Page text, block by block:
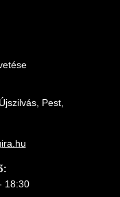
Pest,
18:30